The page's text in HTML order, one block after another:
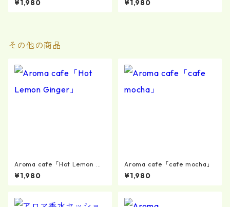
¥1,980 ¥1,980
その他の商品
Aroma cafe「Hot Lemon Gi
nger」
¥1,980
Aroma cafe「cafe mocha」
¥1,980